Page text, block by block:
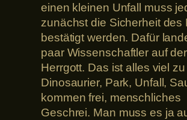
einen kleinen Unfall muss
zunächst die Sicherheit des
bestätigt werden. Dafür
paar Wissenschaftler auf
Herrgott. Das ist alles viel zu
Dinosaurier, Park, Unfall,
kommen frei, menschliches
Geschrei. Man muss es ja